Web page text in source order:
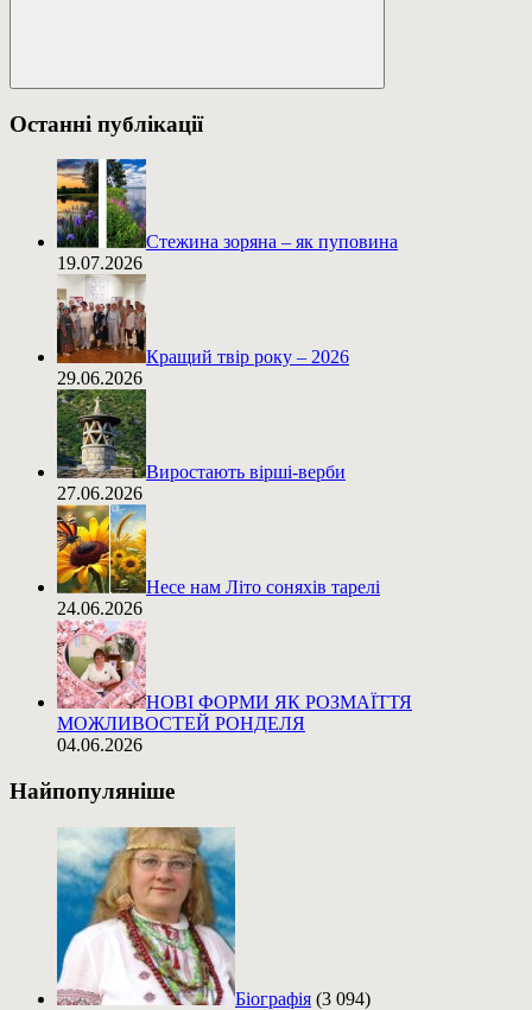
Пошук
Останні публікації
Стежина зоряна – як пуповина
19.07.2026
Кращий твір року – 2026
29.06.2026
Виростають вірші-верби
27.06.2026
Несе нам Літо соняхів тарелі
24.06.2026
НОВІ ФОРМИ ЯК РОЗМАЇТТЯ
МОЖЛИВОСТЕЙ РОНДЕЛЯ
04.06.2026
Найпопуляніше
Біографія (3 094)